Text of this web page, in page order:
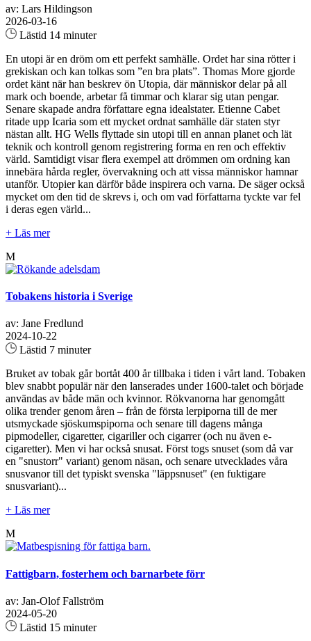
av: Lars Hildingson
2026-03-16
Lästid 14 minuter
En utopi är en dröm om ett perfekt samhälle. Ordet har sina rötter i
grekiskan och kan tolkas som ”en bra plats”. Thomas More gjorde
ordet känt när han beskrev ön Utopia, där människor delar på all
mark och boende, arbetar få timmar och klarar sig utan pengar.
Senare skapade andra författare egna idealstater. Etienne Cabet
ritade upp Icaria som ett mycket ordnat samhälle där staten styr
nästan allt. HG Wells flyttade sin utopi till en annan planet och lät
teknik och kontroll genom registrering forma en ren och effektiv
värld. Samtidigt visar flera exempel att drömmen om ordning kan
innebära hårda regler, övervakning och att vissa människor hamnar
utanför. Utopier kan därför både inspirera och varna. De säger också
mycket om den tid de skrevs i, och om vad författarna tyckte var fel
i deras egen värld...
+ Läs mer
M
Tobakens historia i Sverige
av: Jane Fredlund
2024-10-22
Lästid 7 minuter
Bruket av tobak går bortåt 400 år tillbaka i tiden i vårt land. Tobaken
blev snabbt populär när den lanserades under 1600-talet och började
användas av både män och kvinnor. Rökvanorna har genomgått
olika trender genom åren – från de första lerpiporna till de mer
utsmyckade sjöskumspiporna och senare till dagens många
pipmodeller, cigaretter, cigariller och cigarrer (och nu även e-
cigaretter). Men vi har också snusat. Först togs snuset (som då var
en "snustorr" variant) genom näsan, och senare utvecklades våra
snusvanor till det typiskt svenska "läppsnuset" (en fuktigare
snusvariant)...
+ Läs mer
M
Fattigbarn, fosterhem och barnarbete förr
av: Jan-Olof Fallström
2024-05-20
Lästid 15 minuter